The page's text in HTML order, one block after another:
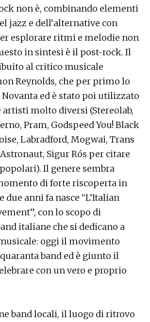
non è, combinando elementi
jazz e dell’alternative con
esplorare ritmi e melodie non
in sintesi è il post-rock. Il
al critico musicale
Reynolds, che per primo lo
ed è stato poi utilizzato
artisti molto diversi (Stereolab,
Pram, Godspeed You! Black
Labradford, Mogwai, Trans
Sigur Rós per citare
Il genere sembra
di forte riscoperta in
due anni fa nasce “L’Italian
con lo scopo di
italiane che si dedicano a
oggi il movimento
band ed è giunto il
con un vero e proprio
band locali, il luogo di ritrovo